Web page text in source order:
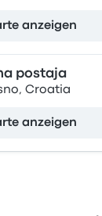
anzeigen
postaja
Croatia
anzeigen